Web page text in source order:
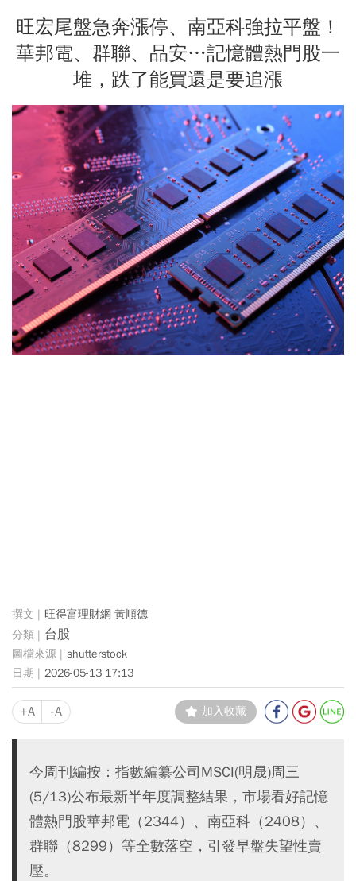
旺宏尾盤急奔漲停、南亞科強拉平盤！
華邦電、群聯、品安…記憶體熱門股一
堆，跌了能買還是要追漲
旺得富理財網 黃順德
台股
shutterstock
2026-05-13 17:13
+A -A 加入收藏
今周刊編按：指數編纂公司MSCI(明晟)周三
(5/13)公布最新半年度調整結果，市場看好記憶
體熱門股華邦電（2344）、南亞科（2408）、
群聯（8299）等全數落空，引發早盤失望性賣
壓。